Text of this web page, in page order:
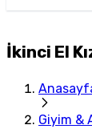
İkinci El
Giyim &